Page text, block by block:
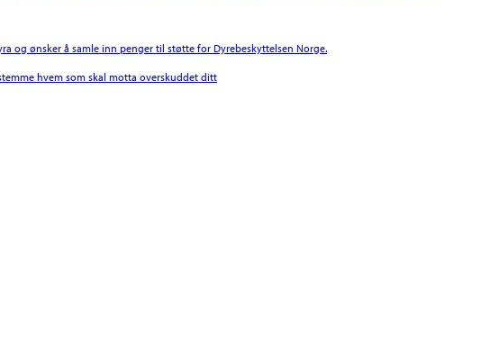
og ønsker å samle inn penger til støtte for Dyrebeskyttelsen Norge.
hvem som skal motta overskuddet ditt